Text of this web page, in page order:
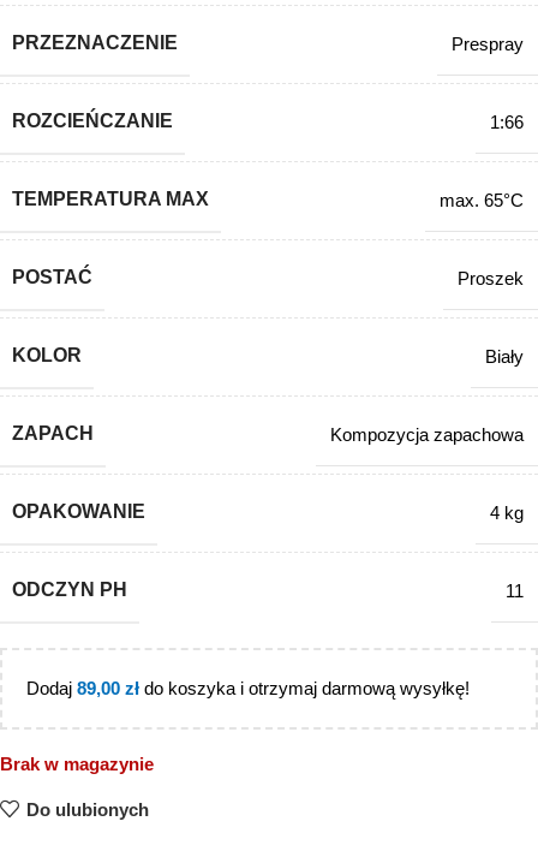
PRZEZNACZENIE Prespray
ROZCIEŃCZANIE 1:66
TEMPERATURA MAX max. 65°C
POSTAĆ Proszek
KOLOR Biały
ZAPACH Kompozycja zapachowa
OPAKOWANIE 4 kg
ODCZYN PH 11
Dodaj 89,00 zł do koszyka i otrzymaj darmową wysyłkę!
Brak w magazynie
Do ulubionych